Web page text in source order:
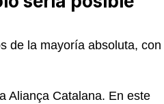
de la mayoría absoluta, con
Aliança Catalana. En este